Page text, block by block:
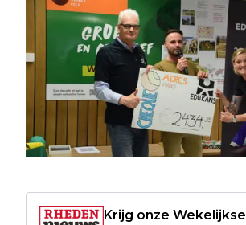
Krijg onze Wekelijkse